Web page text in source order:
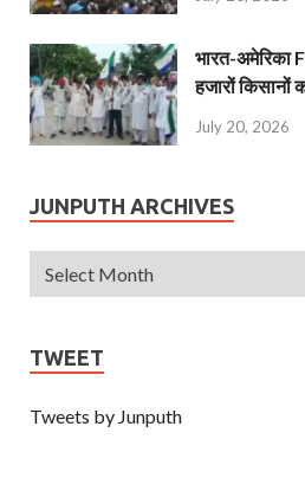
भारत-अमेरिका
हजारों किसानों
July 20, 2026
JUNPUTH ARCHIVES
TWEET
Tweets by Junputh